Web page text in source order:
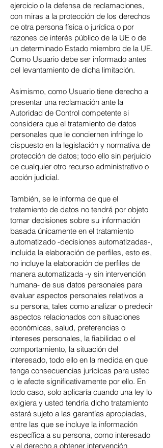
ejercicio o la defensa de reclamaciones,
con miras a la protección de los derechos
de otra persona física o jurídica o por
razones de interés público de la UE o de
un determinado Estado miembro de la UE.
Como Usuario debe ser informado antes
del levantamiento de dicha limitación.
Asimismo, como Usuario tiene derecho a
presentar una reclamación ante la
Autoridad de Control competente si
considera que el tratamiento de datos
personales que le conciernen infringe lo
dispuesto en la legislación y normativa de
protección de datos; todo ello sin perjuicio
de cualquier otro recurso administrativo o
acción judicial.
También, se le informa de que el
tratamiento de datos no tendrá por objeto
tomar decisiones sobre su información
basada únicamente en el tratamiento
automatizado -decisiones automatizadas-,
incluida la elaboración de perfiles, esto es,
no incluye la elaboración de perfiles de
manera automatizada -y sin intervención
humana- de sus datos personales para
evaluar aspectos personales relativos a
su persona, tales como analizar o predecir
aspectos relacionados con situaciones
económicas, salud, preferencias o
intereses personales, la fiabilidad o el
comportamiento, la situación del
interesado, todo ello en la medida en que
tenga consecuencias jurídicas para usted
o le afecte significativamente por ello. En
todo caso, solo aplicaría cuando una ley lo
exigiera y usted tendría dicho tratamiento
estará sujeto a las garantías apropiadas,
entre las que se incluye la información
específica a su persona, como interesado
y el derecho a obtener intervención